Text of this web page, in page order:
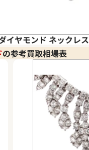
イヤモンド ネックレス
の参考買取相場表